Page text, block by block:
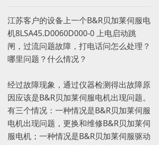
江苏客户的设备上一个‌B&R贝加莱伺服电
机8LSA45.D0060D000-0 上电启动跳
闸，过流问题故障，打电话问怎么处理？
哪里问题？什么情况？
经过故障现象，通过仪器检测得出故障原
因应该是B&R贝加莱伺服电机出现问题。
有三个情况：一种情况是B&R贝加莱伺服
电机出现问题，更换和维修B&R贝加莱伺
服电机；一种情况是B&R贝加莱伺服驱动